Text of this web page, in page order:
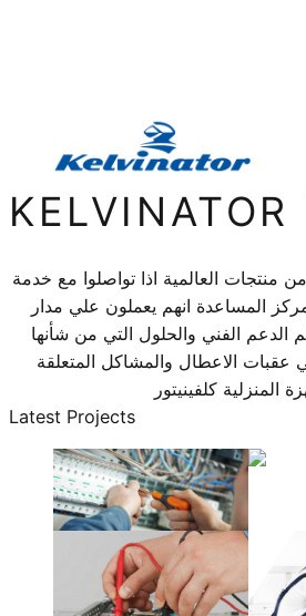
KELVINATOR
منتجات العالمية اذا تواصلوا مع خدمة
المساعدة انهم يعملون علي مدار
الدعم الفني والحلول التي من شأنها
الاعطال والمشاكل المتعلقة
المنزلية كلفينيتور
Latest Projects